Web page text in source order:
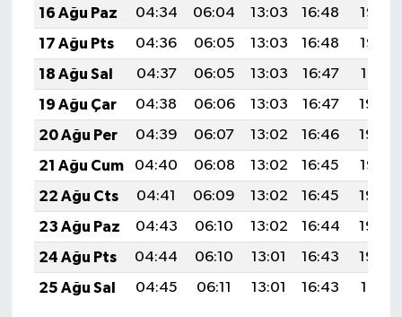
16 Ağu Paz
04:34 06:04 13:03 16:48
19:53
17 Ağu Pts
04:36 06:05 13:03 16:48
19:52
18 Ağu Sal
04:37 06:05 13:03 16:47
19:51
19 Ağu Çar
04:38 06:06 13:03 16:47
19:49
20 Ağu Per
04:39 06:07 13:02 16:46
19:48
21 Ağu Cum
04:40 06:08 13:02 16:45
19:47
22 Ağu Cts
04:41 06:09 13:02 16:45
19:45
23 Ağu Paz
04:43 06:10 13:02 16:44
19:44
24 Ağu Pts
04:44 06:10 13:01 16:43
19:43
25 Ağu Sal
04:45 06:11 13:01 16:43 19:41